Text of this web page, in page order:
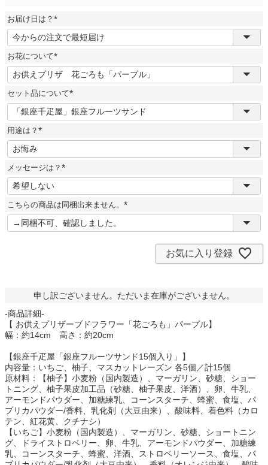
お届け日は？
(
必
須
)
お花について
(
必
須
)
セット品について
(
必
須
用途は？
(
須
)
メッセージは？
(
須
)
こちらの商品は同梱出来ません。
(
須
お気に入り登録
申し訳ございません。ただいま在庫がございません。
-商品詳細-
【 お供えプリザーブドフラワー「花ごろも」パープル】
幅：約14cm 高さ：約20cm
【銀座千疋屋「銀座フルーツサンド15個入り」】
内容量：いちご、柚子、マスカットレーズン 各5個／計15個
原材料：【柚子】小麦粉（国内製造）、マーガリン、砂糖、ショー
トニング、柚子果皮加工品（砂糖、柚子果皮、洋酒）、卵、牛乳、
アーモンドパウダー、加糖練乳、コーンスターチ、蜂蜜、食塩、パ
プリカパウダー/香料、乳化剤（大豆由来）、酸味料、着色料（カロ
テン、紅花黄、クチナシ）
【いちご】小麦粉（国内製造）、マーガリン、砂糖、ショートニン
グ、ドライストロベリー、卵、牛乳、アーモンドパウダー、加糖練
乳、コーンスターチ、蜂蜜、洋酒、ストロベリーソース、食塩、パ